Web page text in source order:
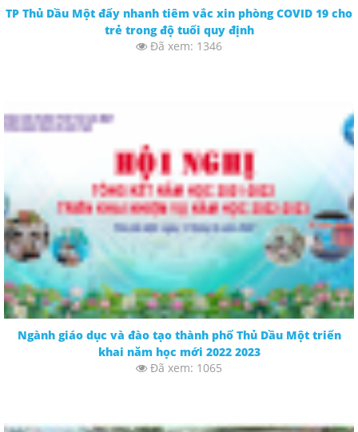
TP Thủ Dầu Một đẩy nhanh tiêm vắc xin phòng COVID 19 cho
trẻ trong độ tuổi quy định
Đã xem: 1346
Ngành giáo dục và đào tạo thành phố Thủ Dầu Một triển
khai năm học mới 2022 2023
Đã xem: 1065